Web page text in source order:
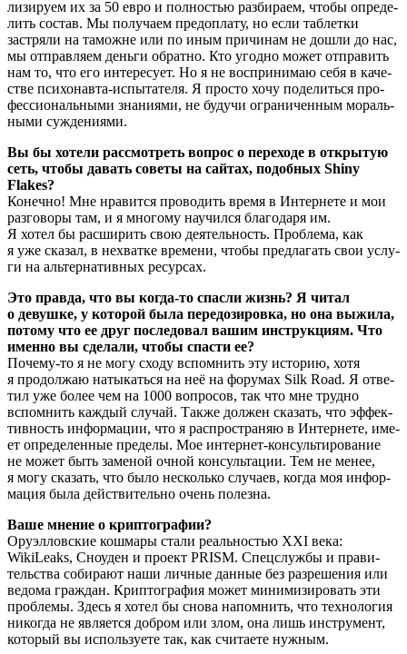
ли­зи­ру­ем их за 50 евро и пол­но­стью раз­би­ра­ем, что­бы опре­де­
лить состав. Мы полу­ча­ем пред­опла­ту, но если таб­лет­ки
застря­ли на таможне или по иным при­чи­нам не дошли до нас,
мы отправ­ля­ем день­ги обрат­но. Кто угод­но может отпра­вить
нам то, что его инте­ре­су­ет. Но я не вос­при­ни­маю себя в каче­
стве пси­хо­нав­та-испы­та­те­ля. Я про­сто хочу поде­лить­ся про­
фес­си­о­наль­ны­ми зна­ни­я­ми, не будучи огра­ни­чен­ным мораль­
ны­ми суждениями.
Вы бы хоте­ли рас­смот­реть вопрос о пере­хо­де в откры­тую
сеть, что­бы давать сове­ты на сай­тах, подоб­ных Shiny
Flakes?
Конеч­но! Мне нра­вит­ся про­во­дить вре­мя в Интер­не­те и мои
раз­го­во­ры там, и я мно­го­му научил­ся бла­го­да­ря им.
Я хотел бы рас­ши­рить свою дея­тель­ность. Про­бле­ма, как
я уже ска­зал, в нехват­ке вре­ме­ни, что­бы пред­ла­гать свои услу­
ги на аль­тер­на­тив­ных ресурсах.
Это прав­да, что вы когда-то спас­ли жизнь? Я читал
о девуш­ке, у кото­рой была пере­до­зи­ров­ка, но она выжи­ла,
пото­му что ее друг после­до­вал вашим инструк­ци­ям. Что
имен­но вы сде­ла­ли, что­бы спа­сти ее?
Поче­му-то я не могу схо­ду вспом­нить эту исто­рию, хотя
я про­дол­жаю наты­кать­ся на неё на фору­мах Silk Road. Я отве­
тил уже более чем на 1000 вопро­сов, так что мне труд­но
вспом­нить каж­дый слу­чай. Так­же дол­жен ска­зать, что эффек­
тив­ность инфор­ма­ции, что я рас­про­стра­няю в Интер­не­те, име­
ет опре­де­лен­ные пре­де­лы. Мое интер­нет-кон­суль­ти­ро­ва­ние
не может быть заме­ной очной кон­суль­та­ции. Тем не менее,
я могу ска­зать, что было несколь­ко слу­ча­ев, когда моя инфор­
ма­ция была дей­стви­тель­но очень полезна.
Ваше мне­ние о криптографии?
Ору­эл­лов­ские кош­ма­ры ста­ли реаль­но­стью XXI века:
WikiLeaks, Сно­уден и про­ект PRISM. Спец­служ­бы и пра­ви­
тель­ства соби­ра­ют наши лич­ные дан­ные без раз­ре­ше­ния или
ведо­ма граж­дан. Крип­то­гра­фия может мини­ми­зи­ро­вать эти
про­бле­мы. Здесь я хотел бы сно­ва напом­нить, что тех­но­ло­гия
нико­гда не явля­ет­ся доб­ром или злом, она лишь инстру­мент,
кото­рый вы исполь­зу­е­те так, как счи­та­е­те нужным.